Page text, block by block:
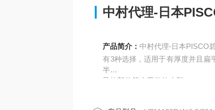
中村代理-日本
产品简介： 中村代理-日本PISCO
有3种选择，适用于有厚度并且扁
半
导体部件等小工件的小型。